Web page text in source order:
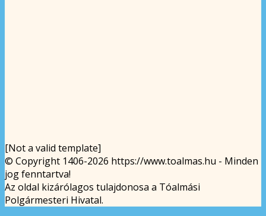
[Not a valid template]
© Copyright 1406-2026 https://www.toalmas.hu - Minden
jog fenntartva!
Az oldal kizárólagos tulajdonosa a Tóalmási
Polgármesteri Hivatal.